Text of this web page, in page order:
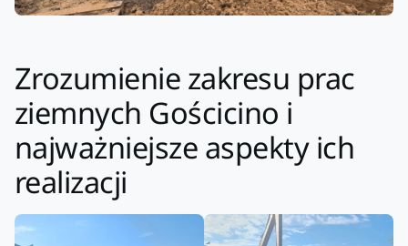
Zrozumienie zakresu prac
ziemnych Gościcino i
najważniejsze aspekty ich
realizacji